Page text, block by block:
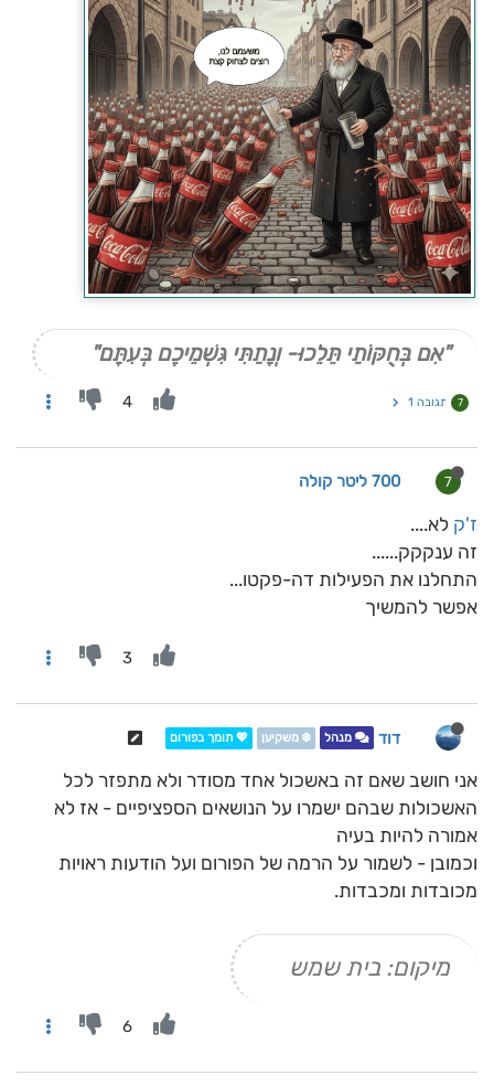
"אִם בְּחֻקּוֹתַי תֵּלֵכוּ- וְנָתַתִּי גִּשְׁמֵיכֶם בְּעִתָּם"
7 תגובה 1 4
7 700 ליטר קולה
ז'ק לא....
זה ענקקק......
התחלנו את הפעילות דה-פקטו...
אפשר להמשיך
3
דוד מנהל ❄️ משקיען 💖 תומך בפורום
אני חושב שאם זה באשכול אחד מסודר ולא מתפזר לכל
האשכולות שבהם ישמרו על הנושאים הספציפיים - אז לא
אמורה להיות בעיה
וכמובן - לשמור על הרמה של הפורום ועל הודעות ראויות
מכובדות ומכבדות.
מיקום: בית שמש
6